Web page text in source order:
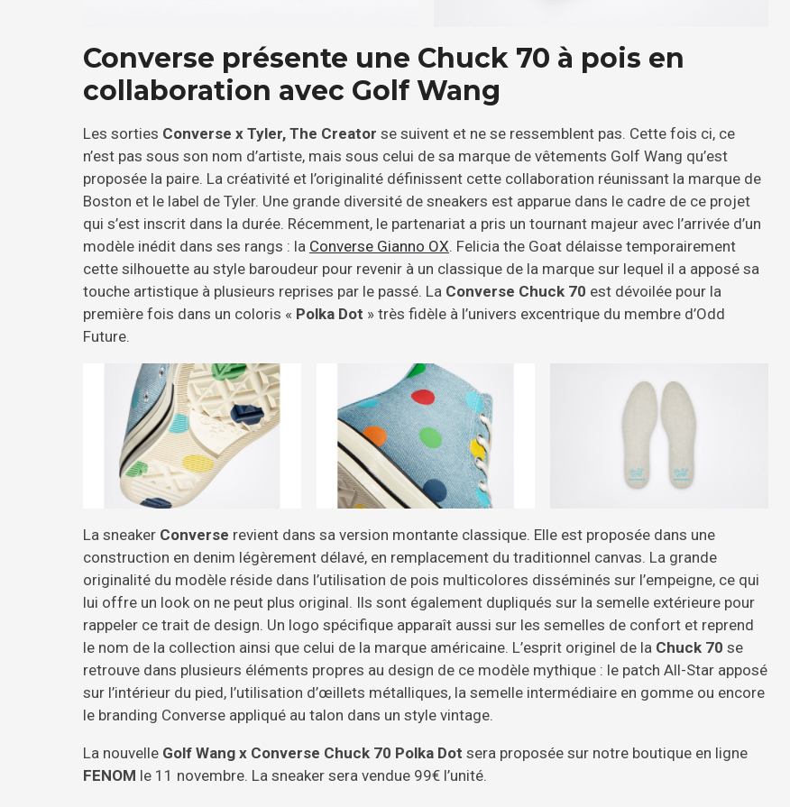
Converse présente une Chuck 70 à pois en
collaboration avec Golf Wang
Les sorties Converse x Tyler, The Creator se suivent et ne se ressemblent pas. Cette fois ci, ce
n’est pas sous son nom d’artiste, mais sous celui de sa marque de vêtements Golf Wang qu’est
proposée la paire. La créativité et l’originalité définissent cette collaboration réunissant la marque de
Boston et le label de Tyler. Une grande diversité de sneakers est apparue dans le cadre de ce projet
qui s’est inscrit dans la durée. Récemment, le partenariat a pris un tournant majeur avec l’arrivée d’un
modèle inédit dans ses rangs : la Converse Gianno OX. Felicia the Goat délaisse temporairement
cette silhouette au style baroudeur pour revenir à un classique de la marque sur lequel il a apposé sa
touche artistique à plusieurs reprises par le passé. La Converse Chuck 70 est dévoilée pour la
première fois dans un coloris « Polka Dot » très fidèle à l’univers excentrique du membre d’Odd
Future.
La sneaker Converse revient dans sa version montante classique. Elle est proposée dans une
construction en denim légèrement délavé, en remplacement du traditionnel canvas. La grande
originalité du modèle réside dans l’utilisation de pois multicolores disséminés sur l’empeigne, ce qui
lui offre un look on ne peut plus original. Ils sont également dupliqués sur la semelle extérieure pour
rappeler ce trait de design. Un logo spécifique apparaît aussi sur les semelles de confort et reprend
le nom de la collection ainsi que celui de la marque américaine. L’esprit originel de la Chuck 70 se
retrouve dans plusieurs éléments propres au design de ce modèle mythique : le patch All-Star apposé
sur l’intérieur du pied, l’utilisation d’œillets métalliques, la semelle intermédiaire en gomme ou encore
le branding Converse appliqué au talon dans un style vintage.
La nouvelle Golf Wang x Converse Chuck 70 Polka Dot sera proposée sur notre boutique en ligne
FENOM le 11 novembre. La sneaker sera vendue 99€ l’unité.